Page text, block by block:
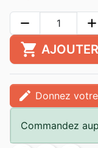
remove add
shopping_cart
edit Donnez
Commandez